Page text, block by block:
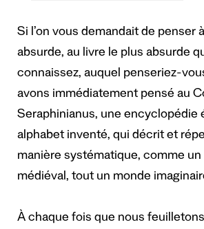
Si l’on vous demandait de penser
absurde, au livre le plus absurde
connaissez, auquel penseriez-
avons immédiatement pensé au
Seraphinianus, une encyclopédie
alphabet inventé, qui décrit et
manière systématique, comme
médiéval, tout un monde
À chaque fois que nous